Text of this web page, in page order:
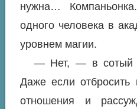
нужна…
одного человека в
уровнем магии.
— Нет, — в сотый
Даже если
отношения и